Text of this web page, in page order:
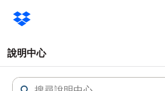
說明中心